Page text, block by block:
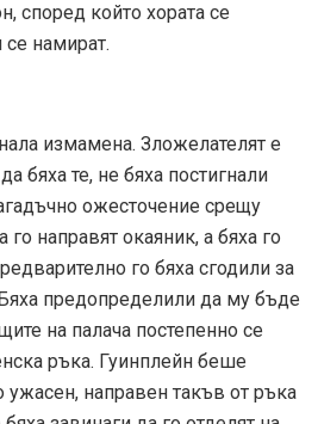
според който хората се
се намират.
измамена. Зложелателят е
бяха те, не бяха постигнали
ожесточение срещу
го направят окаяник, а бяха го
го бяха сгодили за
предопределили да му бъде
на палача постепенно се
ръка. Гуинплейн беше
ужасен, направен такъв от ръка